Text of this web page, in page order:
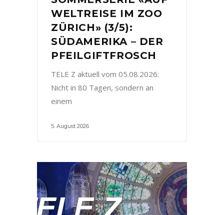
WELTREISE IM ZOO
ZÜRICH» (3/5):
SÜDAMERIKA – DER
PFEILGIFTFROSCH
TELE Z aktuell vom 05.08.2026:
Nicht in 80 Tagen, sondern an
einem
5. August 2026